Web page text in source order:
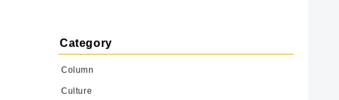
Category
Column
Culture